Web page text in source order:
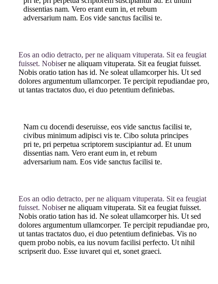
dissentias nam. Vero erant eum in, et rebum
adversarium nam. Eos vide sanctus facilisi te.
Eos an odio detracto, per ne aliquam vituperata. Sit ea feugiat
fuisset. Nobiser ne aliquam vituperata. Sit ea feugiat fuisset.
Nobis oratio tation has id. Ne soleat ullamcorper his. Ut sed
dolores argumentum ullamcorper. Te percipit repudiandae pro,
ut tantas tractatos duo, ei duo petentium definiebas.
Nam cu docendi deseruisse, eos vide sanctus facilisi te,
civibus minimum adipisci vis te. Cibo soluta principes
pri te, pri perpetua scriptorem suscipiantur ad. Et unum
dissentias nam. Vero erant eum in, et rebum
adversarium nam. Eos vide sanctus facilisi te.
Eos an odio detracto, per ne aliquam vituperata. Sit ea feugiat
fuisset. Nobiser ne aliquam vituperata. Sit ea feugiat fuisset.
Nobis oratio tation has id. Ne soleat ullamcorper his. Ut sed
dolores argumentum ullamcorper. Te percipit repudiandae pro,
ut tantas tractatos duo, ei duo petentium definiebas. Vis no
quem probo nobis, ea ius novum facilisi perfecto. Ut nihil
scripserit duo. Esse iuvaret qui et, sonet graeci.